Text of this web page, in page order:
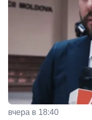
вчера в 18:40